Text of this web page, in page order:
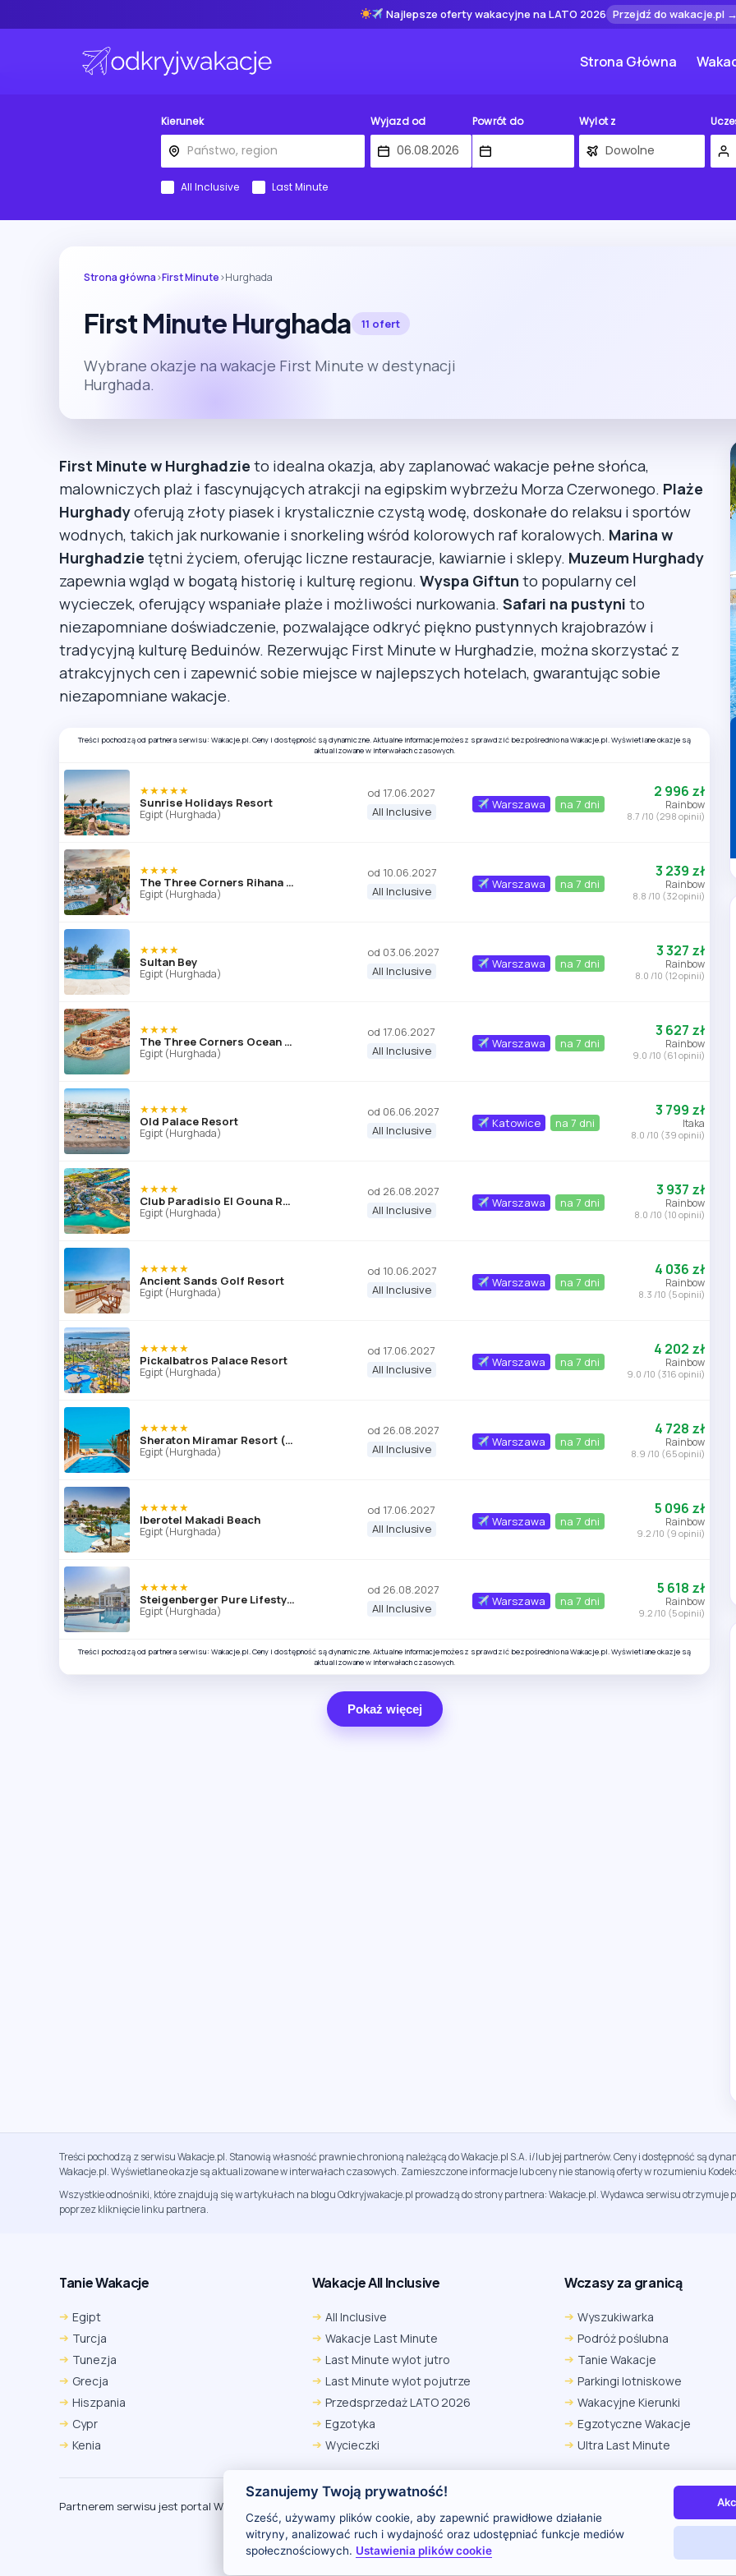
Najlepsze oferty wakacyjne na LATO 2026 Przejdź do wakacje.pl
Strona Główna
Kierunek Wyjazd od Powrót do Wylot z
All Inclusive Last Minute
Strona główna›First Minute›Hurghada
First Minute Hurghada 11 ofert
Wybrane okazje na wakacje First Minute w destynacji
Hurghada.
First Minute w Hurghadzie to idealna okazja, aby zaplanować wakacje pełne słońca,
malowniczych plaż i fascynujących atrakcji na egipskim wybrzeżu Morza Czerwonego. Plaże
Hurghadyoferują złoty piasek i krystalicznie czystą wodę, doskonałe do relaksu i sportów
wodnych, takich jak nurkowanie i snorkeling wśród kolorowych raf koralowych. Marina w
Hurghadzie tętni życiem, oferując liczne restauracje, kawiarnie i sklepy. Muzeum Hurghady
zapewnia wgląd w bogatą historię i kulturę regionu. Wyspa Giftun to popularny cel
wycieczek, oferujący wspaniałe plaże i możliwości nurkowania. Safari na pustyni to
niezapomniane doświadczenie, pozwalające odkryć piękno pustynnych krajobrazów i
tradycyjną kulturę Beduinów. Rezerwując First Minute w Hurghadzie, można skorzystać z
atrakcyjnych cen i zapewnić sobie miejsce w najlepszych hotelach, gwarantując sobie
niezapomniane wakacje.
Treści pochodzą od partnera serwisu: Wakacje.pl. Ceny i dostępność są dynamiczne. Aktualne informacje możesz sprawdzić bezpośrednio na Wakacje.pl. Wyświetlane okazje są
aktualizowane w interwałach czasowych.
★★★★★
Sunrise Holidays Resort
Egipt (Hurghada)
od 17.06.2027
All Inclusive
Warszawa na 7 dni
2 996 zł
Rainbow
8.7 /10 (298 opinii)
★★★★
The Three Corners Rihana Resort
Egipt (Hurghada)
od 10.06.2027
All Inclusive
Warszawa na 7 dni
3 239 zł
Rainbow
8.8 /10 (32 opinii)
★★★★
Sultan Bey
Egipt (Hurghada)
od 03.06.2027
All Inclusive
Warszawa na 7 dni
3 327 zł
Rainbow
8.0 /10 (12 opinii)
★★★★
The Three Corners Ocean View
Egipt (Hurghada)
od 17.06.2027
All Inclusive
Warszawa na 7 dni
3 627 zł
Rainbow
9.0 /10 (61 opinii)
★★★★★
Old Palace Resort
Egipt (Hurghada)
od 06.06.2027
All Inclusive
Katowice na 7 dni
3 799 zł
Itaka
8.0 /10 (39 opinii)
★★★★
Club Paradisio El Gouna Red Sea (ex. Labranda Club Paradisio El Gouna)
Egipt (Hurghada)
od 26.08.2027
All Inclusive
Warszawa na 7 dni
3 937 zł
Rainbow
8.0 /10 (10 opinii)
★★★★★
Ancient Sands Golf Resort
Egipt (Hurghada)
od 10.06.2027
All Inclusive
Warszawa na 7 dni
4 036 zł
Rainbow
8.3 /10 (5 opinii)
★★★★★
Pickalbatros Palace Resort
Egipt (Hurghada)
od 17.06.2027
All Inclusive
Warszawa na 7 dni
4 202 zł
Rainbow
9.0 /10 (316 opinii)
★★★★★
Sheraton Miramar Resort (El Gouna)
Egipt (Hurghada)
od 26.08.2027
All Inclusive
Warszawa na 7 dni
4 728 zł
Rainbow
8.9 /10 (65 opinii)
★★★★★
Iberotel Makadi Beach
Egipt (Hurghada)
od 17.06.2027
All Inclusive
Warszawa na 7 dni
5 096 zł
Rainbow
9.2 /10 (9 opinii)
★★★★★
Steigenberger Pure Lifestyle
Egipt (Hurghada)
od 26.08.2027
All Inclusive
Warszawa na 7 dni
5 618 zł
Rainbow
9.2 /10 (5 opinii)
Treści pochodzą od partnera serwisu: Wakacje.pl. Ceny i dostępność są dynamiczne. Aktualne informacje możesz sprawdzić bezpośrednio na Wakacje.pl. Wyświetlane okazje są
aktualizowane w interwałach czasowych.
Pokaż więcej
Treści pochodzą z serwisu Wakacje.pl. Stanowią własność prawnie chronioną należącą do Wakacje.pl S.A. i/lub jej partnerów. Ceny i dostępność są
Wakacje.pl. Wyświetlane okazje są aktualizowane w interwałach czasowych. Zamieszczone informacje lub ceny nie stanowią oferty w rozumieniu
Wszystkie odnośniki, które znajdują się w artykułach na blogu Odkryjwakacje.pl prowadzą do strony partnera: Wakacje.pl. Wydawca serwisu
poprzez kliknięcie linku partnera.
Tanie Wakacje
Egipt
Turcja
Tunezja
Grecja
Hiszpania
Cypr
Kenia
Wakacje All Inclusive
All Inclusive
Wakacje Last Minute
Last Minute wylot jutro
Last Minute wylot pojutrze
Przedsprzedaż LATO 2026
Egzotyka
Wycieczki
Wczasy za granicą
Wyszukiwarka
Podróż poślubna
Tanie Wakacje
Parkingi lotniskowe
Wakacyjne Kierunki
Egzotyczne Wakacje
Ultra Last Minute
Partnerem serwisu jest portal Wakacje.pl
Szanujemy Twoją prywatność!
Cześć, używamy plików cookie, aby zapewnić prawidłowe działanie
witryny, analizować ruch i wydajność oraz udostępniać funkcje mediów
społecznościowych. Ustawienia plików cookie